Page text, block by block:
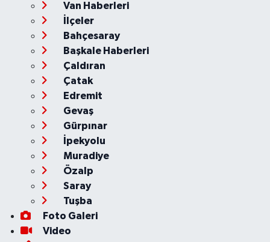
Van Haberleri
İlçeler
Bahçesaray
Başkale Haberleri
Çaldıran
Çatak
Edremit
Gevaş
Gürpınar
İpekyolu
Muradiye
Özalp
Saray
Tuşba
Foto Galeri
Video